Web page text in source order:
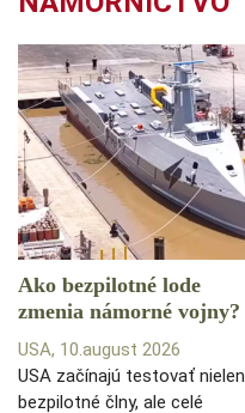
Ako bezpilotné lode
zmenia námorné vojny?
USA, 10.august 2026
USA začínajú testovať nielen
bezpilotné člny, ale celé